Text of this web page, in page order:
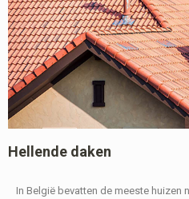
Hellende daken
In België bevatten de meeste huizen